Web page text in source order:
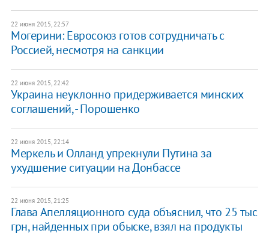
22 июня 2015, 22:57
Могерини: Евросоюз готов сотрудничать с
Россией, несмотря на санкции
22 июня 2015, 22:42
Украина неуклонно придерживается минских
соглашений, - Порошенко
22 июня 2015, 22:14
Меркель и Олланд упрекнули Путина за
ухудшение ситуации на Донбассе
22 июня 2015, 21:25
Глава Апелляционного суда объяснил, что 25 тыс.
грн, найденных при обыске, взял на продукты